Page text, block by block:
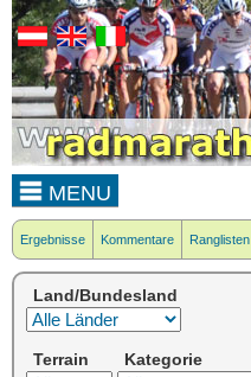
MENU
Ergebnisse Kommentare Ranglisten
Land/Bundesland
Terrain Kategorie